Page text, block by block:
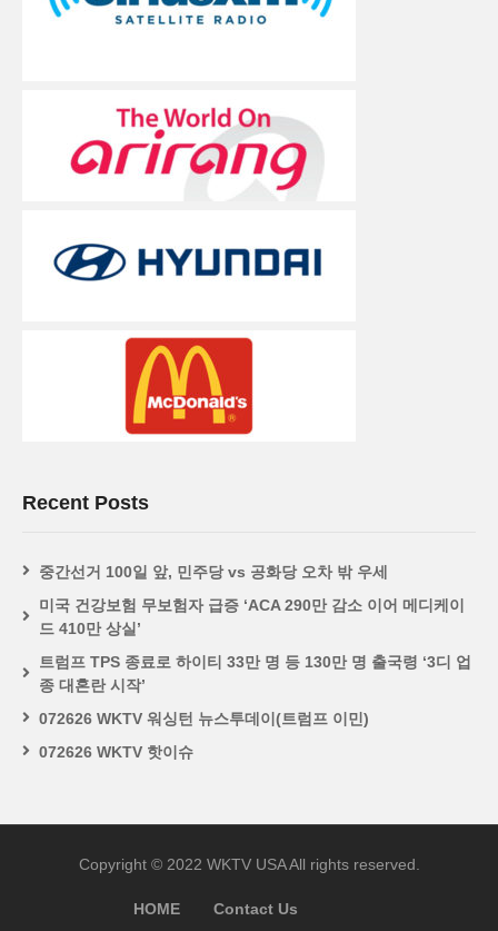
Recent Posts
중간선거 100일 앞, 민주당 vs 공화당 오차 밖 우세
미국 건강보험 무보험자 급증 ‘ACA 290만 감소 이어 메디케이
드 410만 상실’
트럼프 TPS 종료로 하이티 33만 명 등 130만 명 출국령 ‘3디 업
종 대혼란 시작’
072626 WKTV 워싱턴 뉴스투데이(트럼프 이민)
072626 WKTV 핫이슈
Copyright © 2022 WKTV USA All rights reserved.
HOME Contact Us